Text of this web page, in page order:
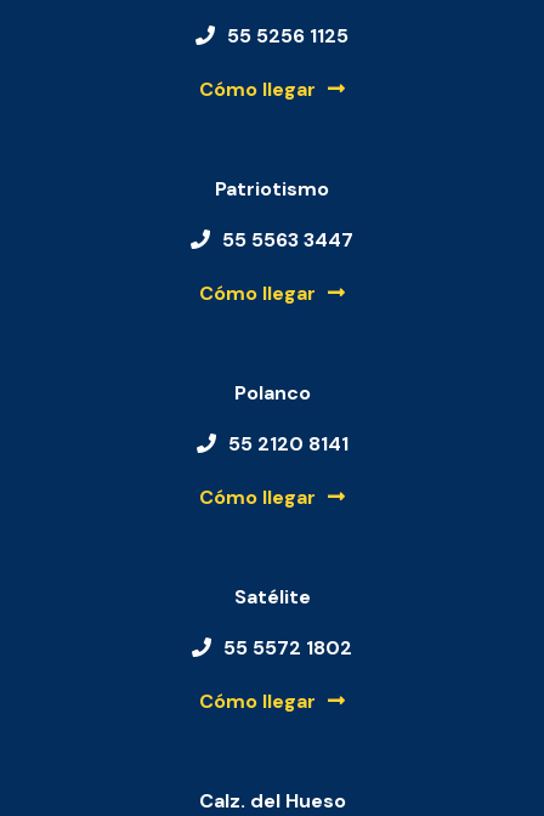
55 5256 1125
Cómo llegar
Patriotismo
55 5563 3447
Cómo llegar
Polanco
55 2120 8141
Cómo llegar
Satélite
55 5572 1802
Cómo llegar
Calz. del Hueso